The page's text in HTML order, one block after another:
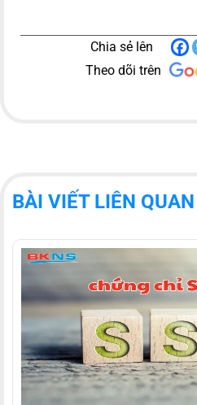
Chia sẻ lên
Theo dõi trên
BÀI VIẾT LIÊN QUAN